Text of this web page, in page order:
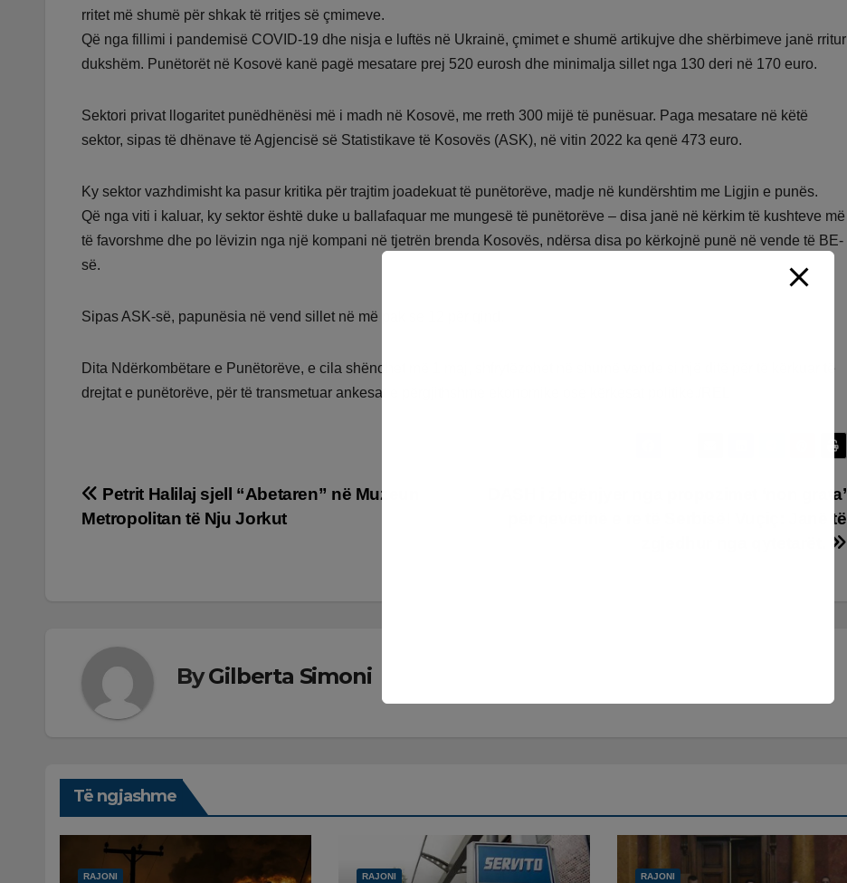
rritet më shumë për shkak të rritjes së çmimeve.
Që nga fillimi i pandemisë COVID-19 dhe nisja e luftës në Ukrainë, çmimet e shumë artikujve dhe shërbimeve janë rritur
dukshëm. Punëtorët në Kosovë kanë pagë mesatare prej 520 eurosh dhe minimalja sillet nga 130 deri në 170 euro.
Sektori privat llogaritet punëdhënësi më i madh në Kosovë, me rreth 300 mijë të punësuar. Paga mesatare në këtë
sektor, sipas të dhënave të Agjencisë së Statistikave të Kosovës (ASK), në vitin 2022 ka qenë 473 euro.
Ky sektor vazhdimisht ka pasur kritika për trajtim joadekuat të punëtorëve, madje në kundërshtim me Ligjin e punës.
Që nga viti i kaluar, ky sektor është duke u ballafaquar me mungesë të punëtorëve – disa janë në kërkim të kushteve më
të favorshme dhe po lëvizin nga një kompani në tjetrën brenda Kosovës, ndërsa disa po kërkojnë punë në vende të BE-
së.
Sipas ASK-së, papunësia në vend sillet në më pak se 12 për qind.
Dita Ndërkombëtare e Punëtorëve, e cila shënohet më 1 maj, shfrytëzohet në shumë vende si një ditë për të kërkuar të
drejtat e punëtorëve, për të transmetuar ankesat e përgjithshme ekonomike ose kërkesat politike./REL
Lëvizje
DASH i zhgënjyer nga propozimet ‘non grata’
për qeverinë e re të Serbisë! Vuçiç: Janë të
Petrit Halilaj sjell “Abetaren” në Muzeun
Metropolitan të Nju Jorkut
ByGilberta Simoni
Të ngjashme
RAJONI RAJONI RAJONI